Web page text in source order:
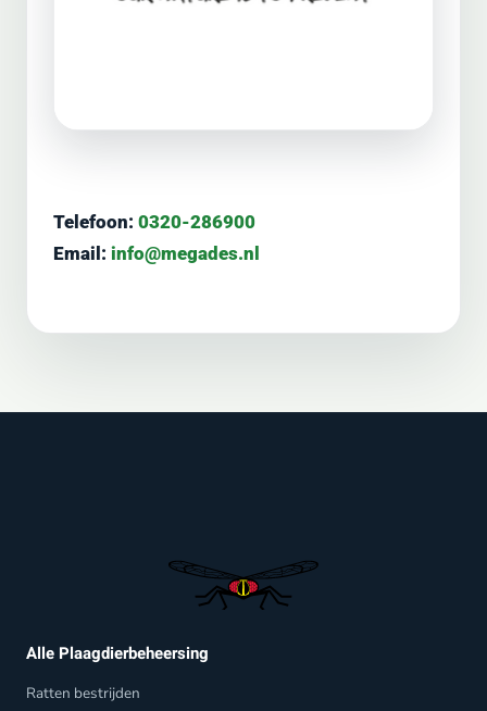
Telefoon: 0320-286900
Email: info@megades.nl
Alle Plaagdierbeheersing
Ratten bestrijden